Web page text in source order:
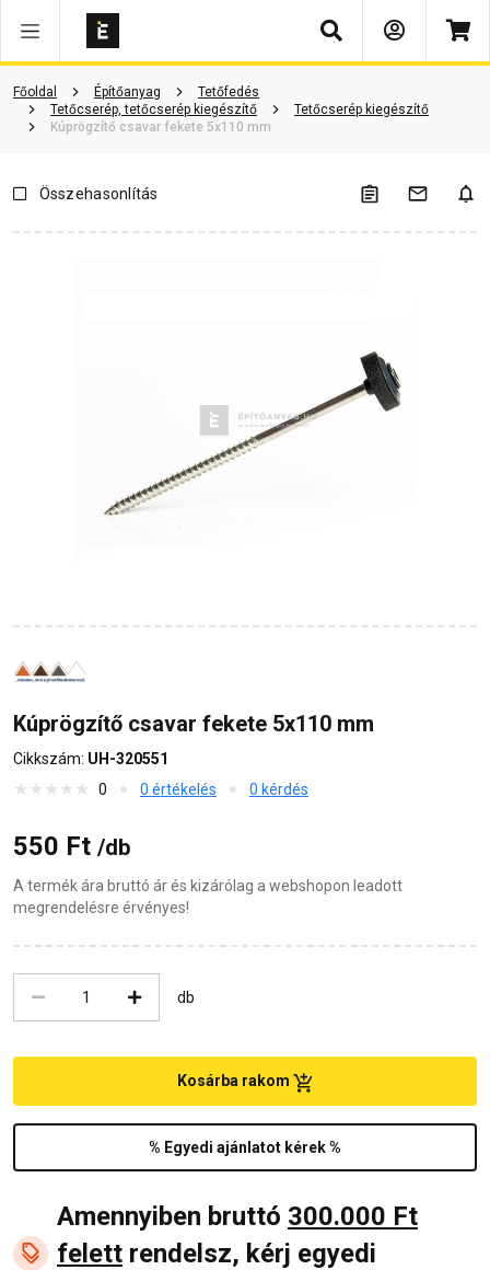
Keresés
Főoldal Építőanyag
Tetőfedés
Tetőcserép, tetőcserép kiegészítő
Tetőcserép kiegészítő
Kúprögzítő csavar fekete 5x110 mm
Vásárlói vélemények Kérdések és válaszok Kapcsolódó cikkek
Összehasonlítás
Kúprögzítő csavar fekete 5x110 mm
Cikkszám: UH-320551
0
0 értékelés 0 kérdés
550 Ft /db
A termék ára bruttó ár és kizárólag a webshopon leadott
megrendelésre érvényes!
db
% Egyedi ajánlatot kérek %
Kosárba rakom
Amennyiben bruttó 300.000 Ft
felett rendelsz, kérj egyedi